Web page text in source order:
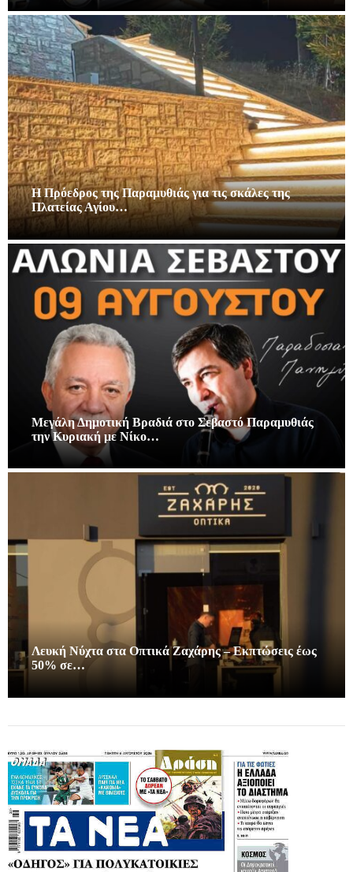
Η Πρόεδρος της Παραμυθιάς για τις σκάλες της
Πλατείας Αγίου…
Μεγάλη Δημοτική Βραδιά στο Σεβαστό Παραμυθιάς
την Κυριακή με Νίκο…
Λευκή Νύχτα στα Οπτικά Ζαχάρης – Εκπτώσεις έως
50% σε…